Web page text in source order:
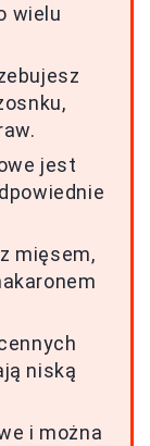
wielu
jest
mięsem,
niską
i można